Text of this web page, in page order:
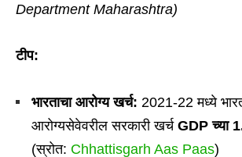
Department Maharashtra)
टीप:
भारताचा आरोग्य खर्च: 2021-22 मध्ये
आरोग्यसेवेवरील सरकारी खर्च GDP च्या
(स्रोत: Chhattisgarh Aas Paas)